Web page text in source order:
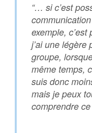
“… si c’est
exemple,
j’ai une légère
groupe,
même temps,
suis donc
mais je peux
comprendre